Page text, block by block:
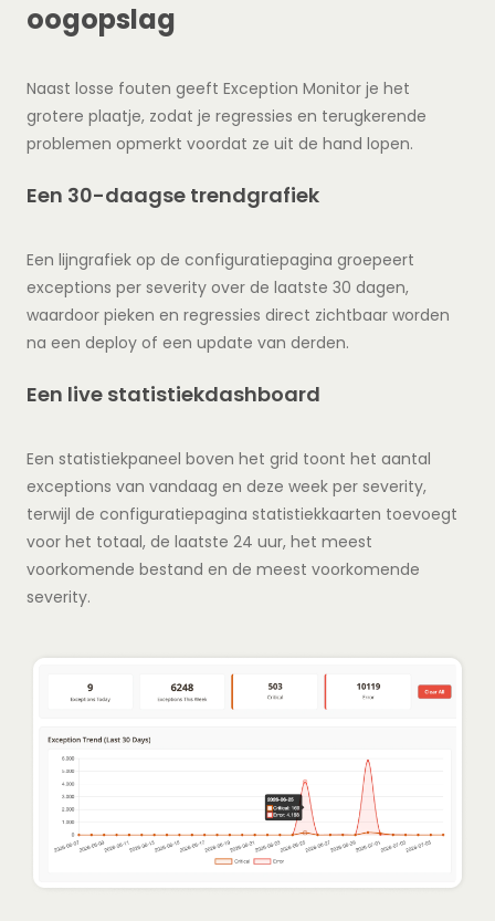
oogopslag
Naast losse fouten geeft Exception Monitor je het
grotere plaatje, zodat je regressies en terugkerende
problemen opmerkt voordat ze uit de hand lopen.
Een 30-daagse trendgrafiek
Een lijngrafiek op de configuratiepagina groepeert
exceptions per severity over de laatste 30 dagen,
waardoor pieken en regressies direct zichtbaar worden
na een deploy of een update van derden.
Een live statistiekdashboard
Een statistiekpaneel boven het grid toont het aantal
exceptions van vandaag en deze week per severity,
terwijl de configuratiepagina statistiekkaarten toevoegt
voor het totaal, de laatste 24 uur, het meest
voorkomende bestand en de meest voorkomende
severity.